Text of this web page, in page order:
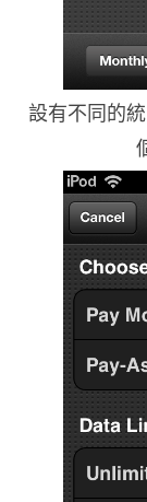
設有不同的